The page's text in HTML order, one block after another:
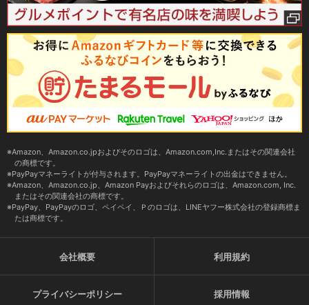
Amazon、Amazon.co.jpおよびそのロゴは、Amazon.com,Inc.またはその関連会社
の商標です。
PayPayマネーライトが付与されます。PayPayマネーライトの出金はできません。
Amazon、Amazon.co.jp、Amazon Payおよびそれらのロゴは、Amazon.com, Inc.
またはその関連会社の商標です。
PayPay、PayPayのロゴ、ペイペイ、Ｐのロゴは、LINEヤフー株式会社の登録商標ま
たは商標です。
会社概要 利用規約
プライバシーポリシー 採用情報